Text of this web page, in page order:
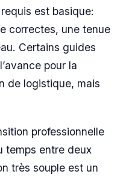
est basique:
correctes, une tenue
Certains guides
pour la
de logistique, mais
professionnelle
temps entre deux
très souple est un